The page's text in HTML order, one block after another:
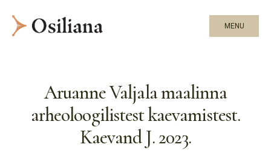
MENU
Aruanne Valjala maalinna
arheoloogilistest kaevamistest.
Kaevand J. 2023.